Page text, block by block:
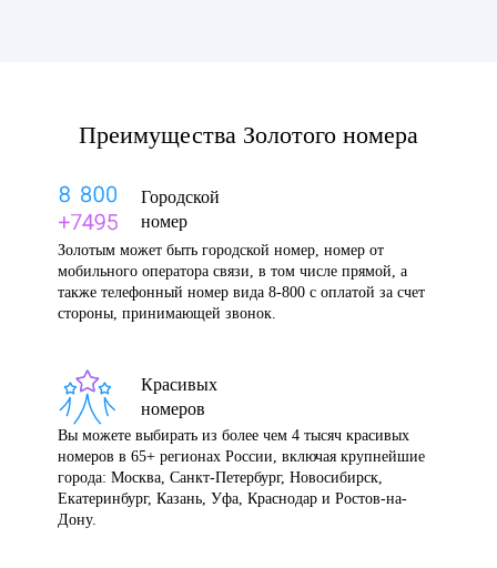
Преимущества Золотого номера
Городской
номер
Золотым может быть городской номер, номер от
мобильного оператора связи, в том числе прямой, а
также телефонный номер вида 8-800 с оплатой за счет
стороны, принимающей звонок.
Красивых
номеров
Вы можете выбирать из более чем 4 тысяч красивых
номеров в 65+ регионах России, включая крупнейшие
города: Москва, Санкт-Петербург, Новосибирск,
Екатеринбург, Казань, Уфа, Краснодар и Ростов-на-
Дону.